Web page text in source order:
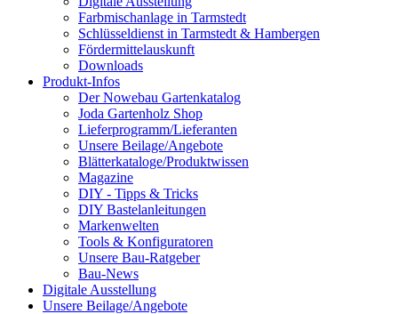
Farbmischanlage in Tarmstedt
Schlüsseldienst in Tarmstedt & Hambergen
Fördermittelauskunft
Downloads
Produkt-Infos
Der Nowebau Gartenkatalog
Joda Gartenholz Shop
Lieferprogramm/Lieferanten
Unsere Beilage/Angebote
Blätterkataloge/Produktwissen
Magazine
DIY - Tipps & Tricks
DIY Bastelanleitungen
Markenwelten
Tools & Konfiguratoren
Unsere Bau-Ratgeber
Bau-News
Digitale Ausstellung
Unsere Beilage/Angebote